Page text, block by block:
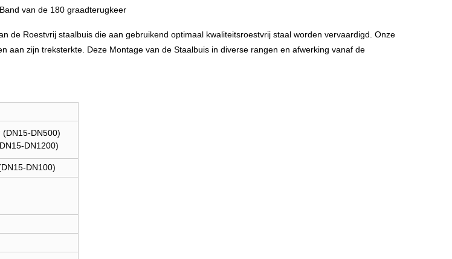
van de 180 graadterugkeer
de Roestvrij staalbuis die aan gebruikend optimaal kwaliteitsroestvrij staal worden vervaardigd. Onze
aan zijn treksterkte. Deze Montage van de Staalbuis in diverse rangen en afwerking vanaf de
(DN15-DN500)
DN1200)
DN100)